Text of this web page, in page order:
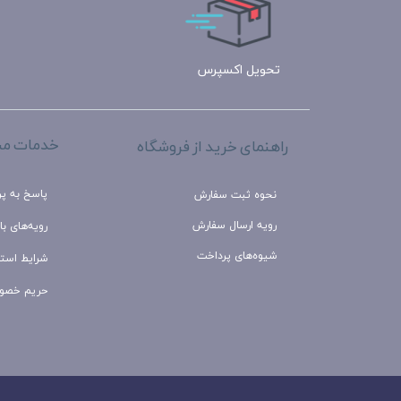
تحویل اکسپرس
راهنمای خرید از فروشگاه
نحوه ثبت سفارش
رویه ارسال سفارش
شیوه‌های پرداخت
خدمات
پاسخ به
رویه‌های
شرایط
حریم